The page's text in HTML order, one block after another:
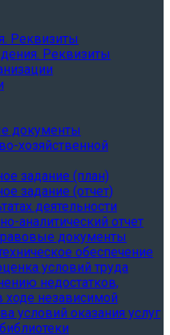
Реквизиты
Реквизиты
документы
хозяйственной
задание (план)
задание (отчет)
деятельности
аналитический отчет
документы
обеспечение
условий труда
недостатков,
независимой
условий оказания услуг